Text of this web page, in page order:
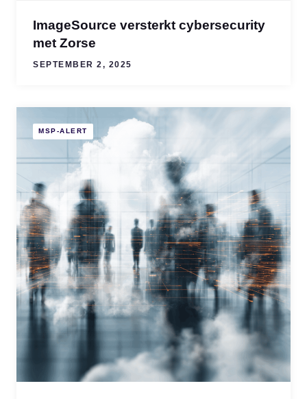
ImageSource versterkt cybersecurity
met Zorse
SEPTEMBER 2, 2025
MSP-ALERT